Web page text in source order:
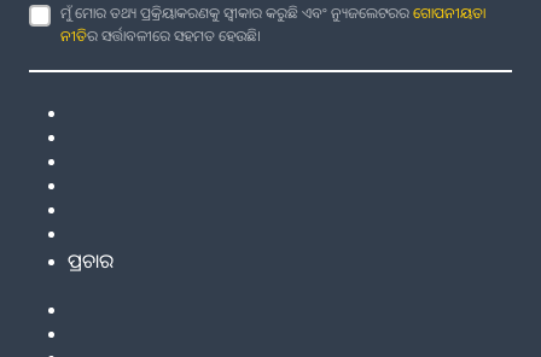
ମୁଁ ମୋର ତଥ୍ୟ ପ୍ରକ୍ରିୟାକରଣକୁ ସ୍ୱୀକାର କରୁଛି ଏବଂ ନ୍ୟୁଜଲେଟରରଗୋପନୀୟତା
ନୀତିର ସର୍ତ୍ତାବଳୀରେ ସହମତ ହେଉଛି।
ପ୍ରଚାର